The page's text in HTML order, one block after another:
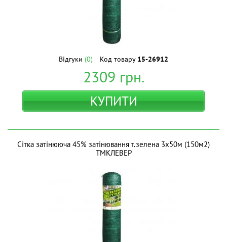
Відгуки (0) Код товару 15-26912
2309 грн.
КУПИТИ
Сітка затінююча 45% затінювання т.зелена 3х50м (150м2)
ТМКЛЕВЕР